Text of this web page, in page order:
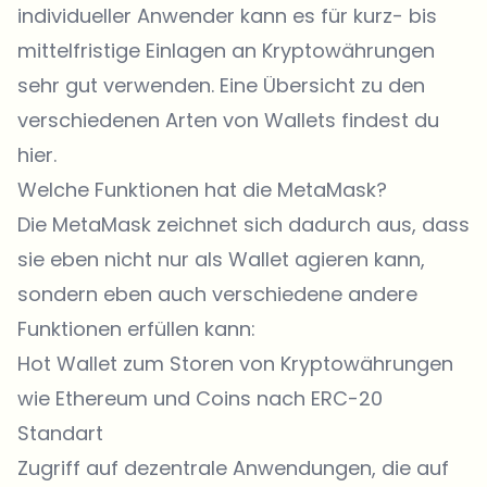
individueller Anwender kann es für kurz- bis
mittelfristige Einlagen an Kryptowährungen
sehr gut verwenden. Eine Übersicht zu den
verschiedenen Arten von Wallets findest du
hier.
Welche Funktionen hat die MetaMask?
Die MetaMask zeichnet sich dadurch aus, dass
sie eben nicht nur als Wallet agieren kann,
sondern eben auch verschiedene andere
Funktionen erfüllen kann:
Hot Wallet zum Storen von Kryptowährungen
wie Ethereum und Coins nach ERC-20
Standart
Zugriff auf dezentrale Anwendungen, die auf